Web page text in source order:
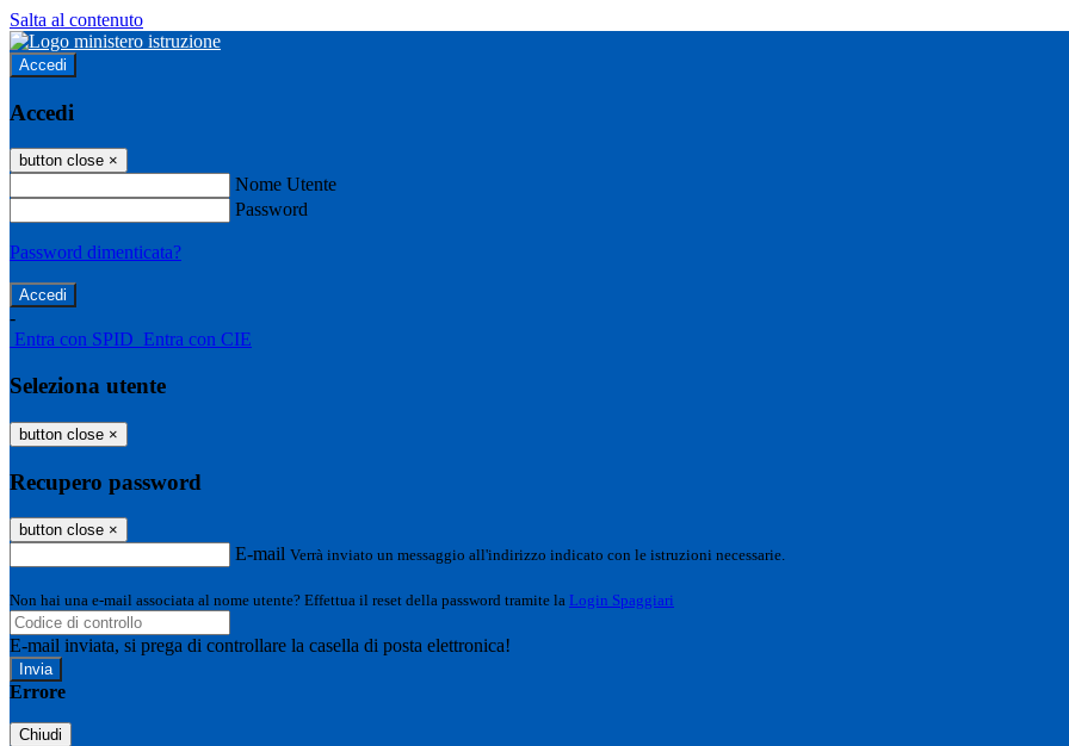
Salta al contenuto
Accedi
Accedi
button close ×
Nome Utente
Password
Password dimenticata?
-
Entra con SPID Entra con CIE
Seleziona utente
button close ×
Recupero password
button close ×
E-mail Verrà inviato un messaggio all'indirizzo indicato con le istruzioni necessarie.
Non hai una e-mail associata al nome utente? Effettua il reset della password tramite la Login Spaggiari
E-mail inviata, si prega di controllare la casella di posta elettronica!
Errore
Chiudi